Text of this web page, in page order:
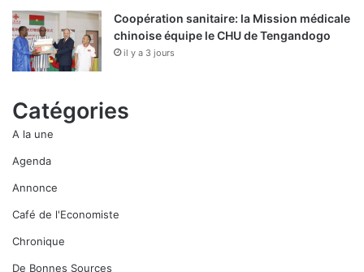
Coopération sanitaire: la Mission médicale
chinoise équipe le CHU de Tengandogo
il y a 3 jours
Catégories
A la une
Agenda
Annonce
Café de l'Economiste
Chronique
De Bonnes Sources